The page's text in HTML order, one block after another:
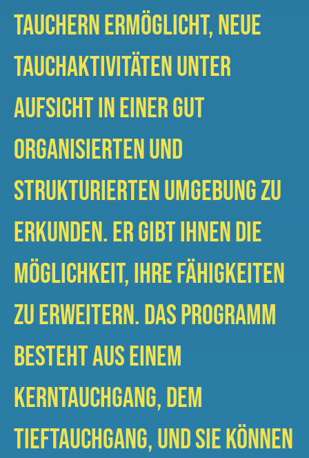
Tauchern ermöglicht, neue
Tauchaktivitäten unter
Aufsicht in einer gut
organisierten und
strukturierten Umgebung zu
erkunden. Er gibt Ihnen die
Möglichkeit, Ihre Fähigkeiten
zu erweitern. Das Programm
besteht aus einem
Kerntauchgang, dem
Tieftauchgang, und Sie können